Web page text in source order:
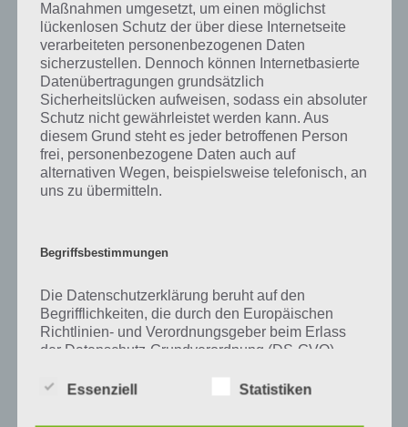
Zu Hoch haben wir zunächst keine weiteren Informationen parat!
Auf WhatsApp teilen Teilen auf Facebook
Tweet auf Twitter
Maßnahmen umgesetzt, um einen möglichst
lückenlosen Schutz der über diese Internetseite
verarbeiteten personenbezogenen Daten
sicherzustellen. Dennoch können Internetbasierte
Datenübertragungen grundsätzlich
Sicherheitslücken aufweisen, sodass ein absoluter
Schutz nicht gewährleistet werden kann. Aus
diesem Grund steht es jeder betroffenen Person
frei, personenbezogene Daten auch auf
alternativen Wegen, beispielsweise telefonisch, an
uns zu übermitteln.
Begriffsbestimmungen
Die Datenschutzerklärung beruht auf den
Begrifflichkeiten, die durch den Europäischen
Richtlinien- und Verordnungsgeber beim Erlass
der Datenschutz-Grundverordnung (DS-GVO)
soll sowohl für die Öffentlichkeit als auch für
lesbar und verständlich sein. Um dies zu
Essenziell Statistiken